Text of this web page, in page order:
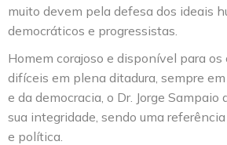
muito devem pela defesa dos ideais
democráticos e progressistas.
Homem corajoso e disponível para
difíceis em plena ditadura, sempre
e da democracia, o Dr. Jorge
sua integridade, sendo uma
e política.